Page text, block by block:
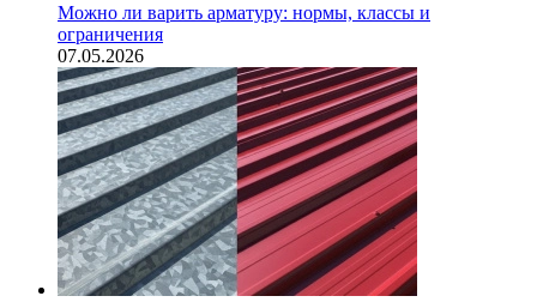
Можно ли варить арматуру: нормы, классы и
ограничения
07.05.2026